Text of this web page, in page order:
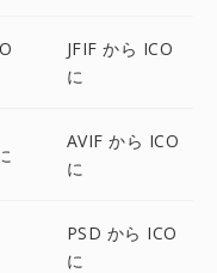
JFIF から ICO
に
AVIF から ICO
に
PSD から ICO
に